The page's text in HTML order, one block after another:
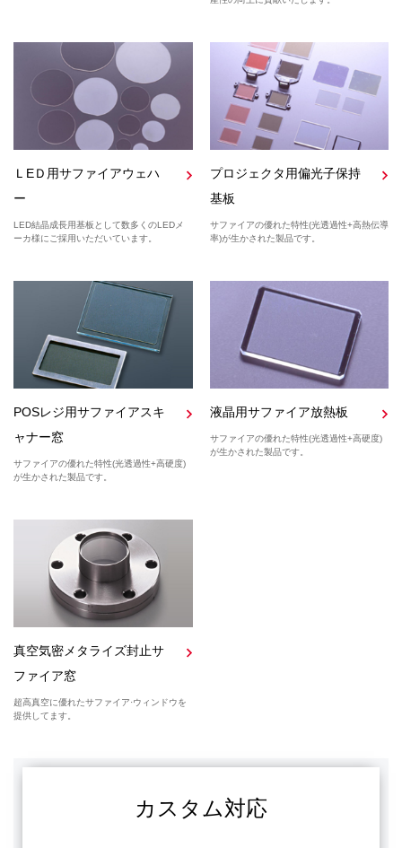
ＬEＤ用サファイアウェハ
ー
LED結晶成長用基板として数多くのLEDメ
ーカ様にご採用いただいています。
プロジェクタ用偏光子保持
基板
サファイアの優れた特性(光透過性+高熱伝導
率)が生かされた製品です。
POSレジ用サファイアスキ
ャナー窓
サファイアの優れた特性(光透過性+高硬度)
が生かされた製品です。
液晶用サファイア放熱板
サファイアの優れた特性(光透過性+高硬度)
が生かされた製品です。
真空気密メタライズ封止サ
ファイア窓
超高真空に優れたサファイア·ウィンドウを
提供してます。
カスタム対応